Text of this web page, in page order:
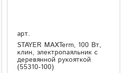
арт.
STAYER MAXTerm, 100 Вт,
клин, электропаяльник с
деревянной рукояткой
(55310-100)